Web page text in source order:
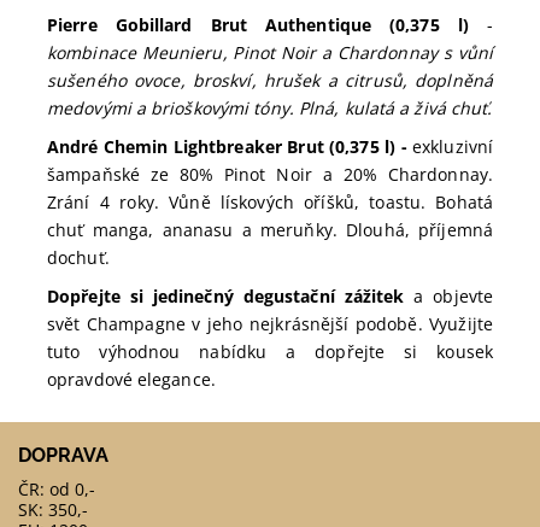
Pierre Gobillard Brut Authentique (0,375 l) -
kombinace Meunieru, Pinot Noir a Chardonnay s vůní
sušeného ovoce, broskví, hrušek a citrusů, doplněná
medovými a brioškovými tóny. Plná, kulatá a živá chuť.
André Chemin Lightbreaker Brut (0,375 l) - exkluzivní
šampaňské ze 80% Pinot Noir a 20% Chardonnay.
Zrání 4 roky. Vůně lískových oříšků, toastu. Bohatá
chuť manga, ananasu a meruňky. Dlouhá, příjemná
dochuť.
Dopřejte si jedinečný degustační zážitek a objevte
svět Champagne v jeho nejkrásnější podobě. Využijte
tuto výhodnou nabídku a dopřejte si kousek
opravdové elegance.
DOPRAVA
ČR: od 0,-
SK: 350,-